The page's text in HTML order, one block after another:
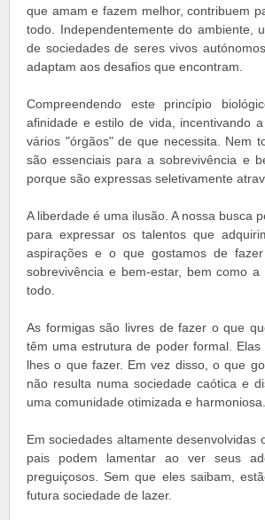
que amam e fazem melhor, contribuem
todo. Independentemente do ambiente,
de sociedades de seres vivos
adaptam aos desafios que encontram.
Compreendendo este princípio
afinidade e estilo de vida, incentivando
vários "órgãos" de que necessita. Nem
são essenciais para a sobrevivência e
porque são expressas seletivamente
A liberdade é uma ilusão. A nossa busca
para expressar os talentos que
aspirações e o que gostamos de
sobrevivência e bem-estar, bem como
todo.
As formigas são livres de fazer o que
têm uma estrutura de poder formal.
lhes o que fazer. Em vez disso, o que
não resulta numa sociedade caótica e
uma comunidade otimizada e harmoniosa.
Em sociedades altamente
pais podem lamentar ao ver seus
preguiçosos. Sem que eles saibam,
futura sociedade de lazer.